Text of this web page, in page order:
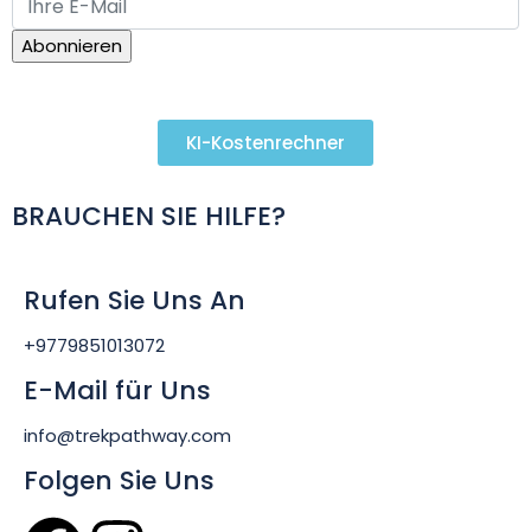
KI-Kostenrechner
BRAUCHEN SIE HILFE?
Rufen Sie Uns An
+9779851013072
E-Mail für Uns
info@trekpathway.com
Folgen Sie Uns